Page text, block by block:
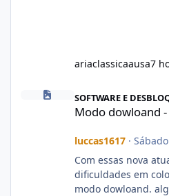
ariaclassicaausa7
Modo dowloand - Samsung
SOFTWARE E
Modo dowloand
luccas1617·
Com essas nova
dificuldades em
modo dowloand.